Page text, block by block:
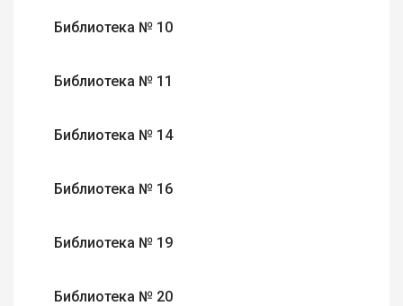
Библиотека № 10
Библиотека № 11
Библиотека № 14
Библиотека № 16
Библиотека № 19
Библиотека № 20